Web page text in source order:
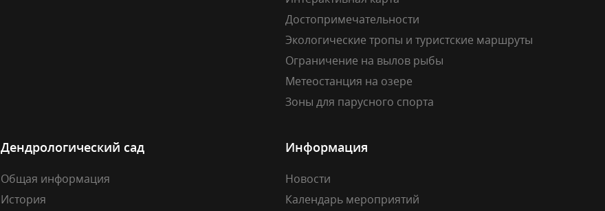
Достопримечательности
Экологические тропы и туристские маршруты
Ограничение на вылов рыбы
Метеостанция на озере
Зоны для парусного спорта
Дендрологический сад
Общая информация
История
Информация
Новости
Календарь мероприятий